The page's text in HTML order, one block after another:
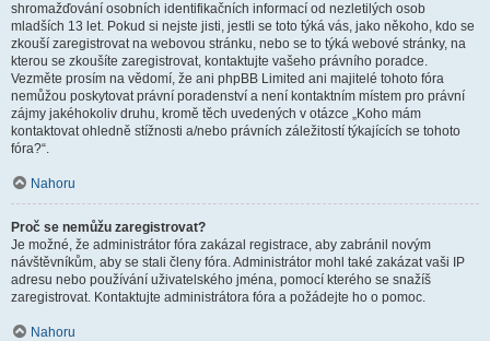
shromažďování osobních identifikačních informací od nezletilých osob
mladších 13 let. Pokud si nejste jisti, jestli se toto týká vás, jako někoho, kdo se
zkouší zaregistrovat na webovou stránku, nebo se to týká webové stránky, na
kterou se zkoušíte zaregistrovat, kontaktujte vašeho právního poradce.
Vezměte prosím na vědomí, že ani phpBB Limited ani majitelé tohoto fóra
nemůžou poskytovat právní poradenství a není kontaktním místem pro právní
zájmy jakéhokoliv druhu, kromě těch uvedených v otázce „Koho mám
kontaktovat ohledně stížnosti a/nebo právních záležitostí týkajících se tohoto
fóra?“.
Nahoru
Proč se nemůžu zaregistrovat?
Je možné, že administrátor fóra zakázal registrace, aby zabránil novým
návštěvníkům, aby se stali členy fóra. Administrátor mohl také zakázat vaši IP
adresu nebo používání uživatelského jména, pomocí kterého se snažíš
zaregistrovat. Kontaktujte administrátora fóra a požádejte ho o pomoc.
Nahoru